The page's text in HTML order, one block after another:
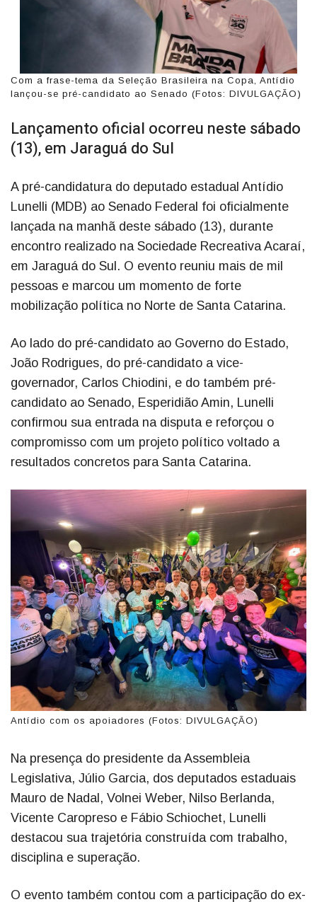
Com a frase-tema da Seleção Brasileira na Copa, Antídio
lançou-se pré-candidato ao Senado (Fotos: DIVULGAÇÃO)
Lançamento oficial ocorreu neste sábado
(13), em Jaraguá do Sul
A pré-candidatura do deputado estadual Antídio
Lunelli (MDB) ao Senado Federal foi oficialmente
lançada na manhã deste sábado (13), durante
encontro realizado na Sociedade Recreativa Acaraí,
em Jaraguá do Sul. O evento reuniu mais de mil
pessoas e marcou um momento de forte
mobilização política no Norte de Santa Catarina.
Ao lado do pré-candidato ao Governo do Estado,
João Rodrigues, do pré-candidato a vice-
governador, Carlos Chiodini, e do também pré-
candidato ao Senado, Esperidião Amin, Lunelli
confirmou sua entrada na disputa e reforçou o
compromisso com um projeto político voltado a
resultados concretos para Santa Catarina.
Antídio com os apoiadores (Fotos: DIVULGAÇÃO)
Na presença do presidente da Assembleia
Legislativa, Júlio Garcia, dos deputados estaduais
Mauro de Nadal, Volnei Weber, Nilso Berlanda,
Vicente Caropreso e Fábio Schiochet, Lunelli
destacou sua trajetória construída com trabalho,
disciplina e superação.
O evento também contou com a participação do ex-